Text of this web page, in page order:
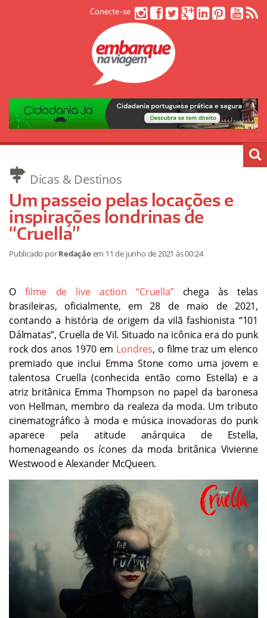
Conecte-se
Dicas & Destinos
Um passeio pelas locações e
inspirações londrinas de
“Cruella”
Publicado porRedaçãoem 11 de junho de 2021às 00:24
Ofilme de live action “Cruella”chega às telas
brasileiras, oficialmente, em 28 de maio de 2021,
contando a história de origem da vilã fashionista “101
Dálmatas”, Cruella de Vil. Situado na icônica era do punk
rock dos anos 1970 em Londres, o filme traz um elenco
premiado que inclui Emma Stone como uma jovem e
talentosa Cruella (conhecida então como Estella) e a
atriz britânica Emma Thompson no papel da baronesa
von Hellman, membro da realeza da moda. Um tributo
cinematográfico à moda e música inovadoras do punk
aparece pela atitude anárquica de Estella,
homenageando os ícones da moda britânica Vivienne
Westwood e Alexander McQueen.